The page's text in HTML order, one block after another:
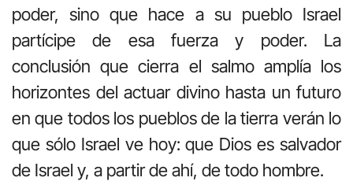
poder, sino que hace a su pueblo Israel
partícipe de esa fuerza y poder. La
conclusión que cierra el salmo amplía los
horizontes del actuar divino hasta un futuro
en que todos los pueblos de la tierra verán lo
que sólo Israel ve hoy: que Dios es salvador
de Israel y, a partir de ahí, de todo hombre.